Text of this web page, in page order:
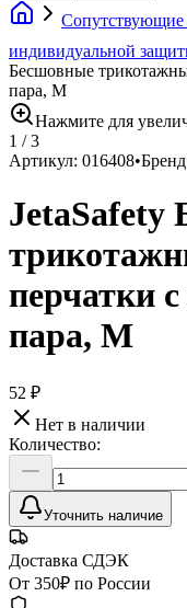
Сопутствующие
индивидуальной
Бесшовные
пара, M
Нажмите для
1 /3
Артикул: 016408•
JetaSafety
перчатки
пара, M
52 ₽
Нет в наличии
Количество:
Уточнить наличие
Доставка СДЭК
От 350₽ по России